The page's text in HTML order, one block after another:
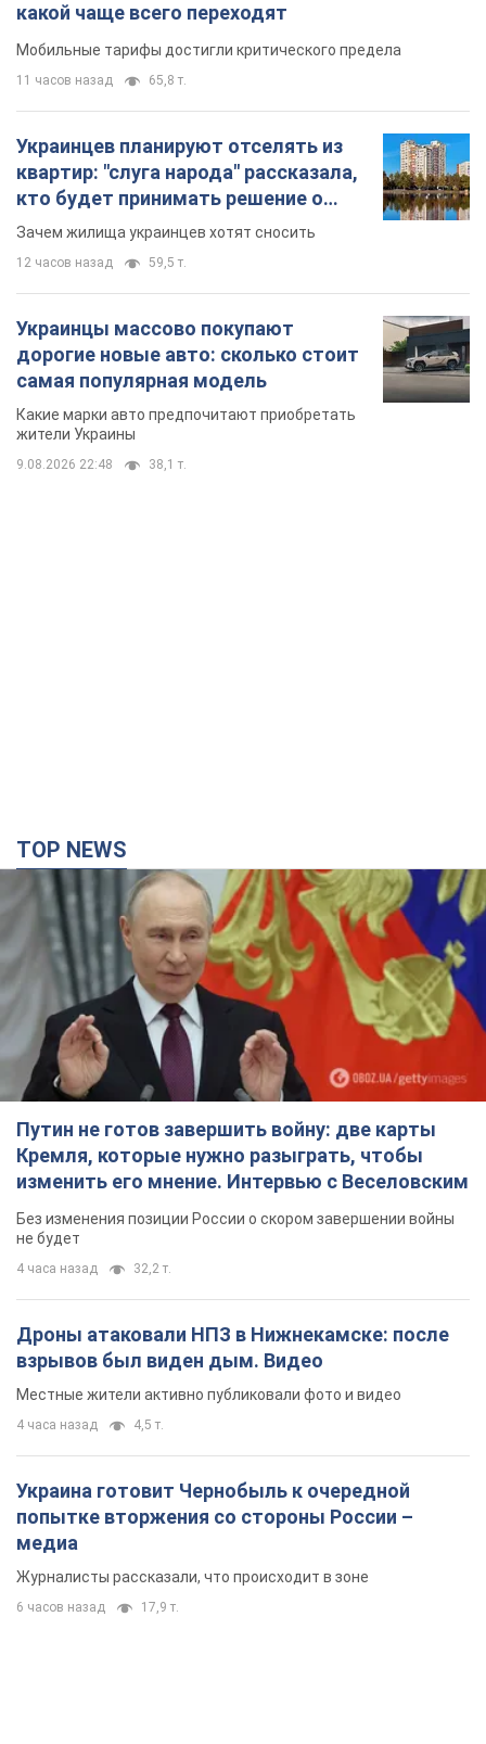
какой чаще всего переходят
Мобильные тарифы достигли критического предела
11 часов назад 65,8 т.
Украинцев планируют отселять из
квартир: "слуга народа" рассказала,
кто будет принимать решение о
сносе домов
Зачем жилища украинцев хотят сносить
12 часов назад 59,5 т.
Украинцы массово покупают
дорогие новые авто: сколько стоит
самая популярная модель
Какие марки авто предпочитают приобретать
жители Украины
9.08.2026 22:48 38,1 т.
TOP NEWS
Путин не готов завершить войну: две карты
Кремля, которые нужно разыграть, чтобы
изменить его мнение. Интервью с Веселовским
Без изменения позиции России о скором завершении войны
не будет
4 часа назад 32,2 т.
Дроны атаковали НПЗ в Нижнекамске: после
взрывов был виден дым. Видео
Местные жители активно публиковали фото и видео
4 часа назад 4,5 т.
Украина готовит Чернобыль к очередной
попытке вторжения со стороны России –
медиа
Журналисты рассказали, что происходит в зоне
6 часов назад 17,9 т.